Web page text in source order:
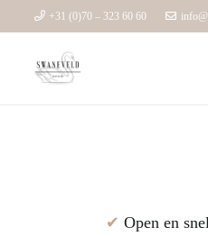
+31 (0)70 – 323 60 60
✔ Open en